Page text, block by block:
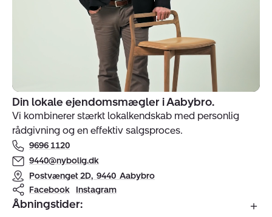
Indehavere
af
ejendomsmægler
Nybolig
Aabybro
Din lokale ejendomsmægler i Aabybro.
Vi kombinerer stærkt lokalkendskab med personlig
rådgivning og en effektiv salgsproces.
9696 1120
9440@nybolig.dk
Postvænget 2D, 9440 Aabybro
Facebook
Instagram
Åbningstider: